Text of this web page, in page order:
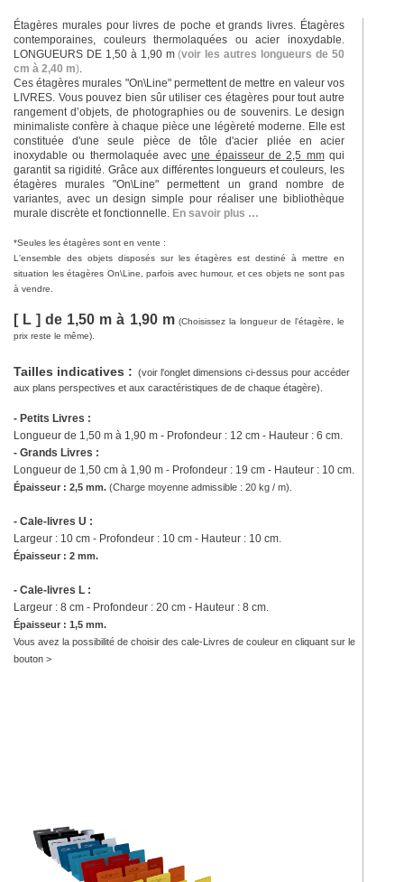
Étagères murales pour livres de poche et grands livres. Étagères
contemporaines, couleurs thermolaquées ou acier inoxydable.
LONGUEURS DE 1,50 à 1,90 m(voir les autres longueurs de 50
cm à 2,40 m)
Ces étagères murales "On\Line" permettent de mettre en valeur vos
LIVRES. Vous pouvez bien sûr utiliser ces étagères pour tout autre
rangement d’objets, de photographies ou de souvenirs. Le design
minimaliste confère à chaque pièce une légèreté moderne. Elle est
constituée d'une seule pièce de tôle d'acier pliée en acier
inoxydable ou thermolaquée avecune épaisseur de 2,5 mmqui
garantit sa rigidité. Grâce aux différentes longueurs et couleurs, les
étagères murales "On\Line" permettent un grand nombre de
variantes, avec un design simple pour réaliser une bibliothèque
murale discrète et fonctionnelle. En savoir plus …
*Seules les étagères sont en vente :
L'ensemble des objets disposés sur les étagères est destiné à mettre en
situation les étagères On\Line, parfois avec humour, et ces objets ne sont pas
à vendre.
[ L ] de 1,50 m à 1,90 m (Choisissez la longueur de l'étagère, le
prix reste le même).
Tailles indicatives : (voir l'onglet dimensions ci-dessus pour accéder
aux plans perspectives et aux caractéristiques de de chaque étagère).
- Petits Livres :
Longueur de 1,50 m à 1,90 m - Profondeur : 12 cm - Hauteur : 6 cm.
- Grands Livres :
Longueur de 1,50 cm à 1,90 m - Profondeur : 19 cm - Hauteur : 10 cm.
Épaisseur : 2,5 mm. (Charge moyenne admissible : 20 kg / m).
- Cale-livres U :
Largeur : 10 cm - Profondeur : 10 cm - Hauteur : 10 cm.
Épaisseur : 2 mm.
- Cale-livres L :
Largeur : 8 cm - Profondeur : 20 cm - Hauteur : 8 cm.
Épaisseur : 1,5 mm.
Vous avez la possibilité de choisir des cale-Livres de couleur en cliquant sur le
bouton >